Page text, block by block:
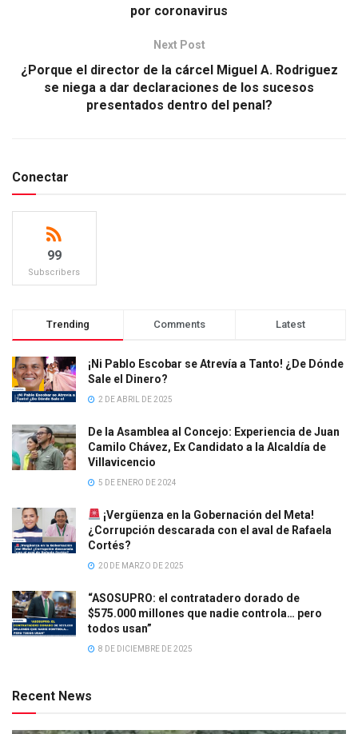
por coronavirus
Next Post
¿Porque el director de la cárcel Miguel A. Rodriguez
se niega a dar declaraciones de los sucesos
presentados dentro del penal?
Conectar
99
Subscribers
Trending Comments Latest
¡Ni Pablo Escobar se Atrevía a Tanto! ¿De Dónde
Sale el Dinero?
2 DE ABRIL DE 2025
De la Asamblea al Concejo: Experiencia de Juan
Camilo Chávez, Ex Candidato a la Alcaldía de
Villavicencio
5 DE ENERO DE 2024
¡Vergüenza en la Gobernación del Meta!
¿Corrupción descarada con el aval de Rafaela
Cortés?
20 DE MARZO DE 2025
“ASOSUPRO: el contratadero dorado de
$575.000 millones que nadie controla… pero
todos usan”
8 DE DICIEMBRE DE 2025
Recent News